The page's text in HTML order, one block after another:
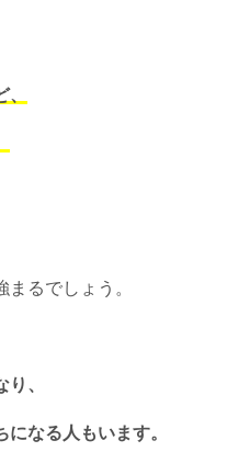
るでしょう。
、
なる人もいます。